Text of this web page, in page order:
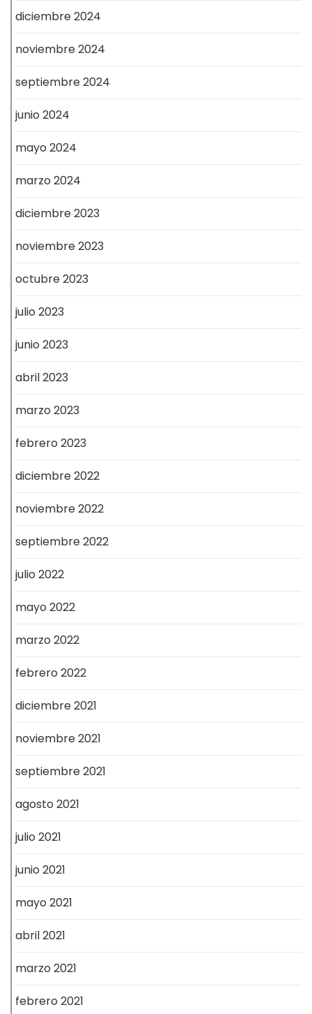
diciembre 2024
noviembre 2024
septiembre 2024
junio 2024
mayo 2024
marzo 2024
diciembre 2023
noviembre 2023
octubre 2023
julio 2023
junio 2023
abril 2023
marzo 2023
febrero 2023
diciembre 2022
noviembre 2022
septiembre 2022
julio 2022
mayo 2022
marzo 2022
febrero 2022
diciembre 2021
noviembre 2021
septiembre 2021
agosto 2021
julio 2021
junio 2021
mayo 2021
abril 2021
marzo 2021
febrero 2021